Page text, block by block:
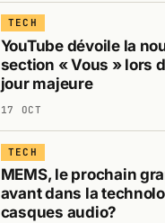
TECH
YouTube dévoile la
section « Vous » lors
jour majeure
17 OCT
TECH
MEMS, le prochain
avant dans la
casques audio?